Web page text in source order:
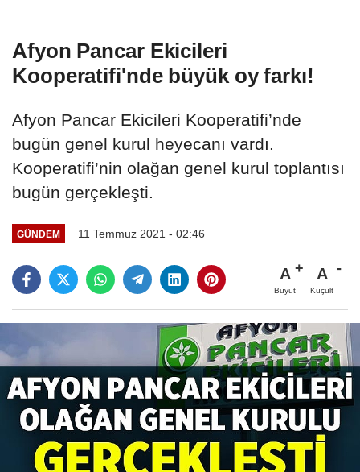
Afyon Pancar Ekicileri
Kooperatifi'nde büyük oy farkı!
Afyon Pancar Ekicileri Kooperatifi’nde
bugün genel kurul heyecanı vardı.
Kooperatifi’nin olağan genel kurul toplantısı
bugün gerçekleşti.
GÜNDEM 11 Temmuz 2021 - 02:46
A
Büyüt
A
Küçült